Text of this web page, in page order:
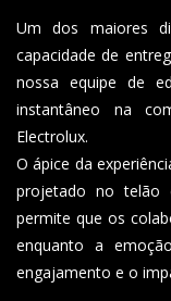
Um dos maiores
capacidade de
nossa equipe de
instantâneo na
Electrolux.
O ápice da
projetado no telão
permite que os
enquanto a
engajamento e o